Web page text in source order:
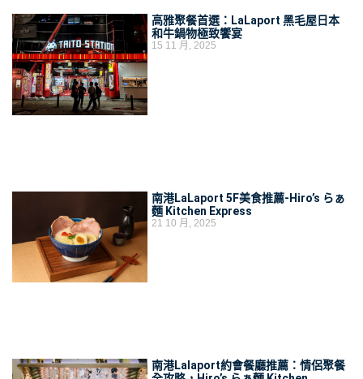
高雅聚餐首選：LaLaport 黑毛屋日本
和牛鍋物極致饗宴
15 11 月, 2025
南港LaLaport 5F美食推薦-Hiro’s らぁ
麵 Kitchen Express
21 10 月, 2025
南港Lalaport約會餐廳推薦：情侶聚餐